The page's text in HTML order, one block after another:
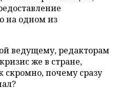
на одном из
ведущему, редакторам
же в стране,
скромно, почему сразу